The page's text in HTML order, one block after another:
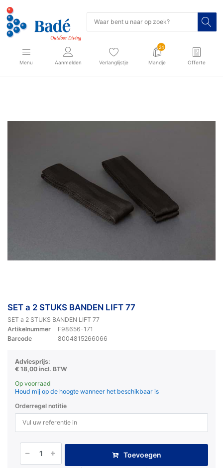
Menu Aanmelden Verlanglijstje
24
Mandje Offerte
SET a 2 STUKS BANDEN LIFT 77
SET a 2 STUKS BANDEN LIFT 77
Artikelnummer
F98656-171
Barcode
8004815266066
Adviesprijs:
€ 18,00 incl. BTW
Op voorraad
Houd mij op de hoogte wanneer het beschikbaar is
Orderregel notitie
Toevoegen